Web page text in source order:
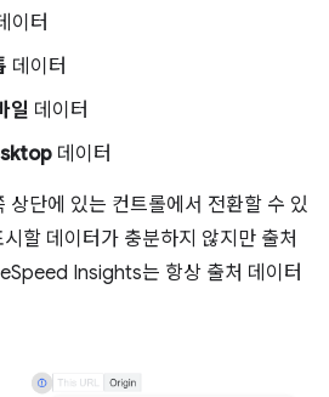
이터
데이터
일 데이터
데이터
상단에 있는 컨트롤에서 전환할 수 있
할 데이터가 충분하지 않지만 출처
Insights는 항상 출처 데이터